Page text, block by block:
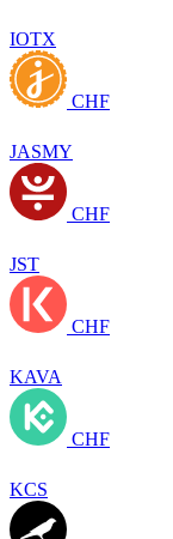
IOTX
CHF
JASMY
CHF
JST
CHF
KAVA
CHF
KCS